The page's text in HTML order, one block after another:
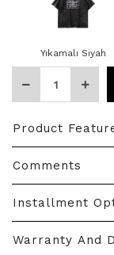
Yıkamalı Siyah
Product
Comments
Installment
Warranty And